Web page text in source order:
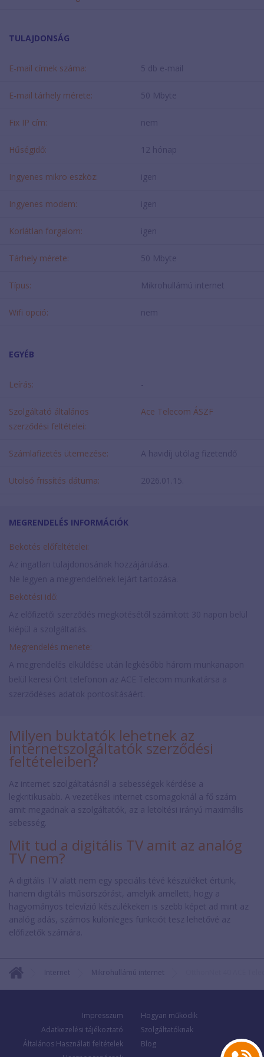
TULAJDONSÁG
E-mail címek száma: 5 db e-mail
E-mail tárhely mérete: 50 Mbyte
Fix IP cím: nem
Hűségidő: 12 hónap
Ingyenes mikro eszköz: igen
Ingyenes modem: igen
Korlátlan forgalom: igen
Tárhely mérete: 50 Mbyte
Típus: Mikrohullámú internet
Wifi opció: nem
EGYÉB
Leírás: -
Szolgáltató általános
szerződési feltételei:
Ace Telecom ÁSZF
Számlafizetés ütemezése: A havidíj utólag fizetendő
Utolsó frissítés dátuma: 2026.01.15.
MEGRENDELÉS INFORMÁCIÓK
Bekötés előfeltételei:
Bekötési idő:
Megrendelés menete:
Milyen buktatók lehetnek az
internetszolgáltatók szerződési
feltételeiben?
Az internet szolgáltatásnál a sebességek kérdése a
legkritikusabb. A vezetékes internet csomagoknál a fő szám
amit megadnak a szolgáltatók, az a letöltési irányú maximális
sebesség.
Mit tud a digitális TV amit az analóg
TV nem?
A digitális TV alatt nem egy speciális tévé készüléket értünk,
hanem digitális műsorszórást, amelyik amellett, hogy a
hagyományos televízió készülékeken is szebb képet ad mint az
analóg adás, számos különleges funkciót tesz lehetővé az
előfizetők számára.
Internet Mikrohullámú internet
Impresszum
Adatkezelési tájékoztató
Általános Használati feltételek
Hogyan működik
Szolgáltatóknak
Blog